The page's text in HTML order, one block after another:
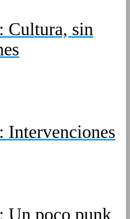
Cultura, sin
Intervenciones
Un poco punk